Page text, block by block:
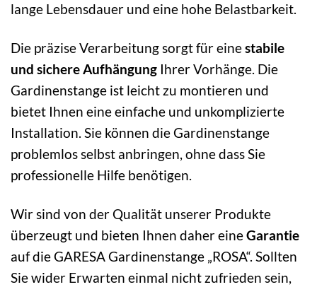
lange Lebensdauer und eine hohe Belastbarkeit.
Die präzise Verarbeitung sorgt für einestabile
und sichere Aufhängung Ihrer Vorhänge. Die
Gardinenstange ist leicht zu montieren und
bietet Ihnen eine einfache und unkomplizierte
Installation. Sie können die Gardinenstange
problemlos selbst anbringen, ohne dass Sie
professionelle Hilfe benötigen.
Wir sind von der Qualität unserer Produkte
überzeugt und bieten Ihnen daher eineGarantie
auf die GARESA Gardinenstange „ROSA“. Sollten
Sie wider Erwarten einmal nicht zufrieden sein,